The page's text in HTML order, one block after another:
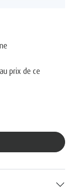
prix de ce